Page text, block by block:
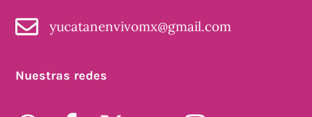
yucatanenvivomx@gmail.com
Nuestras redes